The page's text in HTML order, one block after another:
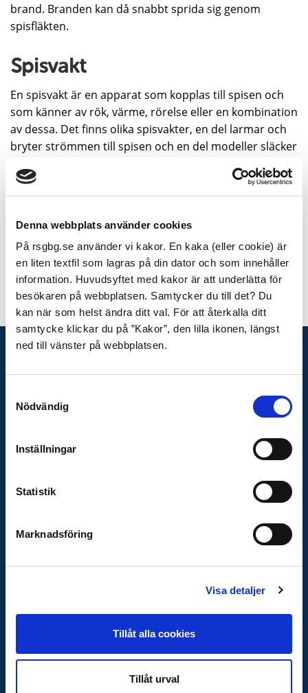
Denna webbplats använder cookies
På rsgbg.se använder vi kakor. En kaka (eller cookie) är
en liten textfil som lagras på din dator och som innehåller
information. Huvudsyftet med kakor är att underlätta för
besökaren på webbplatsen. Samtycker du till det? Du
kan när som helst ändra ditt val. För att återkalla ditt
samtycke klickar du på ”Kakor”, den lilla ikonen, längst
ned till vänster på webbplatsen.
Nödvändig
Inställningar
Statistik
Marknadsföring
Visa detaljer
Tillåt alla cookies
Tillåt urval
brand. Branden kan då snabbt sprida sig genom
spisfläkten.
Spisvakt
En spisvakt är en apparat som kopplas till spisen och
som känner av rök, värme, rörelse eller en kombination
av dessa. Det finns olika spisvakter, en del larmar och
bryter strömmen till spisen och en del modeller släcker
Priset brukar ligga mellan 3000 och 6000 kronor. Äger
tillstånd för att få installera spisvakten i ditt kök. En
timer är billigare men ger då ett enklare skydd.
Senast uppdaterat:25 november, 2025, kl 19:20
031-335 26 00
Adress
Räddningstjänsten
Box 5204
E-post
OM WEBBPLATSEN
Behandling av personuppgifter
Tillgänglighetsredogörelse